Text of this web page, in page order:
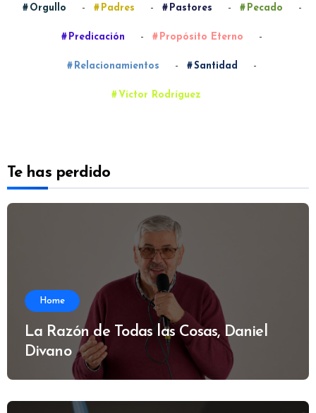
Orgullo - Padres - Pastores - Pecado -
Predicación - Propósito Eterno -
Relacionamientos - Santidad -
Víctor Rodríguez
Te has perdido
Home
La Razón de Todas las Cosas, Daniel
Divano